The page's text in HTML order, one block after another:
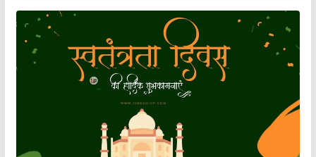
b
o o
n